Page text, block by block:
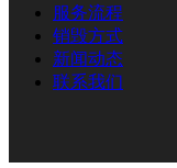
服务流程
销毁方式
新闻动态
联系我们